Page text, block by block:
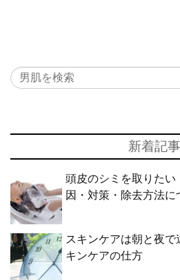
新着記事
頭皮のシミを取りた
因・対策・除去方法に
スキンケアは朝と夜
キンケアの仕方